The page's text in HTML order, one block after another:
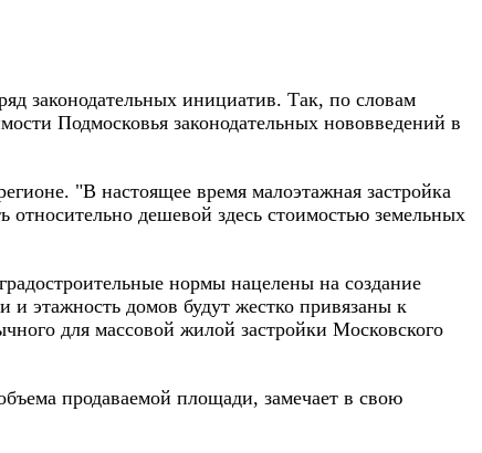
законодательных инициатив. Так, по словам
Подмосковья законодательных нововведений в
"В настоящее время малоэтажная застройка
дешевой здесь стоимостью земельных
нормы нацелены на создание
и этажность домов будут жестко привязаны к
для массовой жилой застройки Московского
продаваемой площади, замечает в свою